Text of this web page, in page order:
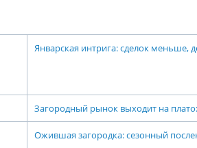
Январская интрига: сделок меньше,
Загородный рынок выходит на
Ожившая загородка: сезонный